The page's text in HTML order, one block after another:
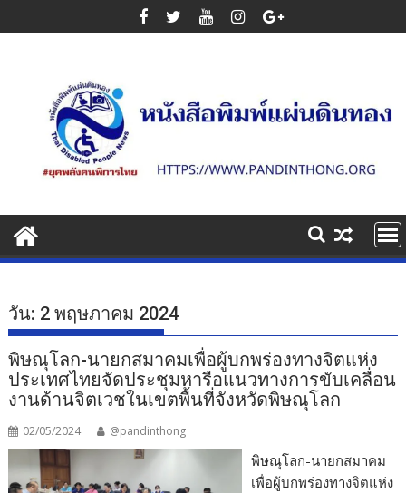
to
วัน: 2 พฤษภาคม 2024
พิษณุโลก-นายกสมาคมเพื่อผู้บกพร่องทางจิตแห่ง
ประเทศไทยจัดประชุมหารือแนวทางการขับเคลื่อน
งานด้านจิตเวชในเขตพื้นที่จังหวัดพิษณุโลก
02/05/2024 @pandinthong
พิษณุโลก-นายกสมาคม
เพื่อผู้บกพร่องทางจิตแห่ง